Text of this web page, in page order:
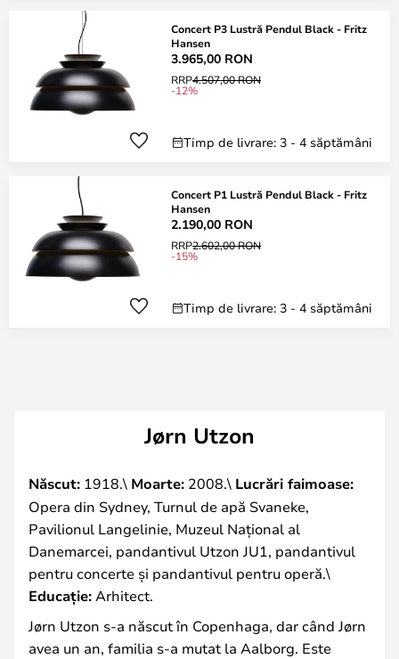
Concert P3 Lustră Pendul Black - Fritz
Hansen
3.965,00 RON
RRP4.507,00 RON
-12%
Timp de livrare: 3 - 4 săptămâni
Concert P1 Lustră Pendul Black - Fritz
Hansen
2.190,00 RON
RRP2.602,00 RON
-15%
Timp de livrare: 3 - 4 săptămâni
Jørn Utzon
Născut: 1918.\ Moarte: 2008.\ Lucrări faimoase:
Opera din Sydney, Turnul de apă Svaneke,
Pavilionul Langelinie, Muzeul Național al
Danemarcei, pandantivul Utzon JU1, pandantivul
pentru concerte și pandantivul pentru operă.\
Educație: Arhitect.
Jørn Utzon s-a născut în Copenhaga, dar când Jørn
avea un an, familia s-a mutat la Aalborg. Este